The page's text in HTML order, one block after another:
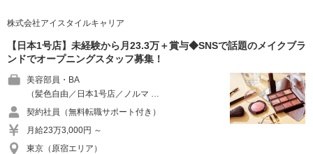
株式会社アイスタイルキャリア
【日本1号店】未経験から月23.3万＋賞与◆SNSで話題のメイクブラ
ンドでオープニングスタッフ募集！
美容部員・BA
（髪色自由／日本1号店／ノルマ …
契約社員（無料転職サポート付き）
月給23万3,000円 ～
東京（原宿エリア）